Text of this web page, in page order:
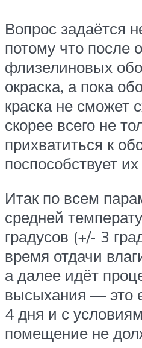
Вопрос задаётся
потому что после
флизелиновых
окраска, а пока
краска не сможет
скорее всего не
прихватиться к
поспособствует
Итак по всем
средней
градусов (+/- 3
время отдачи
а далее идёт
высыхания — это
4 дня и с
помещение не